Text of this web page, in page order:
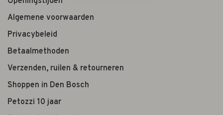
Algemene voorwaarden
Privacybeleid
Betaalmethoden
Verzenden, ruilen & retourneren
Shoppen in Den Bosch
Petozzi 10 jaar